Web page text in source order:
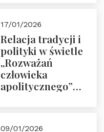
17/01/2026
Relacja tradycji i
polityki w świetle
„Rozważań
człowieka
apolitycznego”
09/01/2026